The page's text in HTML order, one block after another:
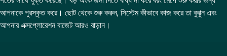
আপনাকে পুরস্কৃত করে। ছোট থেকে শুরু করুন, সিস্টেম কীভাবে কাজ করে তা বুঝুন এবং
আপনার এক্সপ্লোরেশন বাজেট আরও বাড়ান।